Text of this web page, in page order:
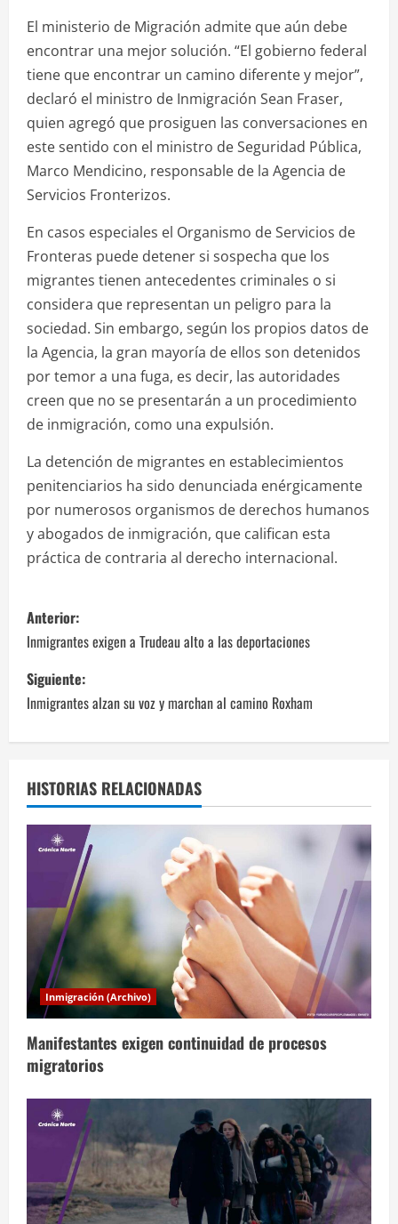
El ministerio de Migración admite que aún debe
encontrar una mejor solución. “El gobierno federal
tiene que encontrar un camino diferente y mejor”,
declaró el ministro de Inmigración Sean Fraser,
quien agregó que prosiguen las conversaciones en
este sentido con el ministro de Seguridad Pública,
Marco Mendicino, responsable de la Agencia de
Servicios Fronterizos.
En casos especiales el Organismo de Servicios de
Fronteras puede detener si sospecha que los
migrantes tienen antecedentes criminales o si
considera que representan un peligro para la
sociedad. Sin embargo, según los propios datos de
la Agencia, la gran mayoría de ellos son detenidos
por temor a una fuga, es decir, las autoridades
creen que no se presentarán a un procedimiento
de inmigración, como una expulsión.
La detención de migrantes en establecimientos
penitenciarios ha sido denunciada enérgicamente
por numerosos organismos de derechos humanos
y abogados de inmigración, que califican esta
práctica de contraria al derecho internacional.
N
a
v
e
a
c
ó
n
d
e
e
n
a
Anterior:
Inmigrantes exigen a Trudeau alto a las deportaciones
Siguiente:
Inmigrantes alzan su voz y marchan al camino Roxham
HISTORIAS RELACIONADAS
Inmigración (Archivo)
Manifestantes exigen continuidad de procesos
migratorios